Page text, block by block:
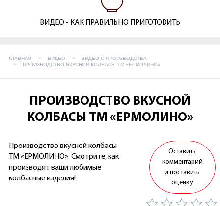
ВИДЕО - КАК ПРАВИЛЬНО ПРИГОТОВИТЬ
ГЛАВНАЯ ВИДЕО
ВИДЕО С ПРОИЗВОДСТВА
ПРОИЗВОДСТВО ВКУСНОЙ КОЛБАСЫ ТМ «ЕРМОЛИНО»
ПРОИЗВОДСТВО ВКУСНОЙ
КОЛБАСЫ ТМ «ЕРМОЛИНО»
Производство вкусной колбасы
ТМ «ЕРМОЛИНО». Смотрите, как
производят ваши любимые
колбасные изделия!
Оставить
комментарий
и поставить
оценку